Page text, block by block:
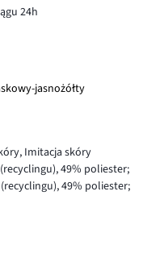
24h
jasnożółty
Imitacja skóry
49% poliester;
49% poliester;